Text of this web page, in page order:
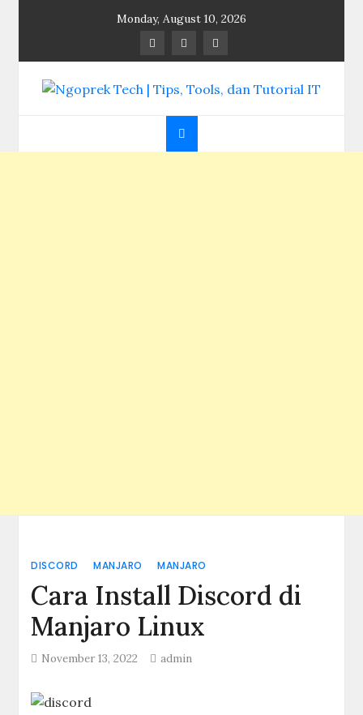
Monday, August 10, 2026
Ngoprek Tech | Tips,
Tools, dan Tutorial
DISCORD MANJARO MANJARO
Cara Install Discord di
Manjaro Linux
November 13, 2022 admin